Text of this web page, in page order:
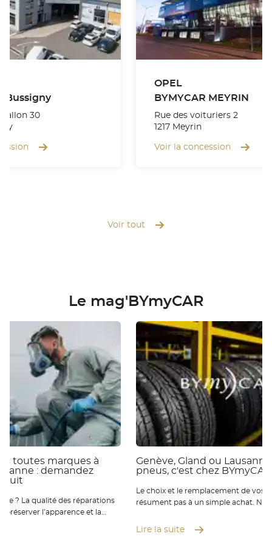
Bussigny
30
OPEL
BYMYCAR MEYRIN
Rue des voituriers 2
1217 Meyrin
Voir la concession
Voir tout
Le mag'BYmyCAR
toutes marques à
: demandez
préserver l’apparence et la
Genève, Gland ou
pneus, c'est chez
Le choix et le remplacement de vos
résument pas à un simple achat.
de conduite et la performance de
Lire la suite